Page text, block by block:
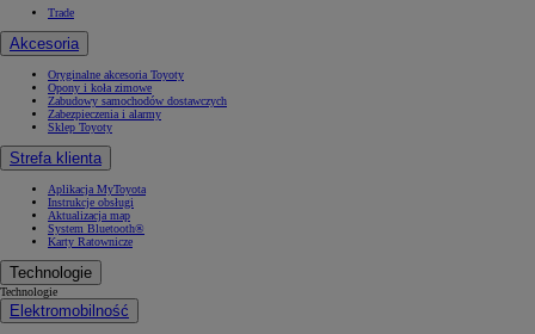
Trade
Akcesoria
Oryginalne akcesoria Toyoty
Opony i koła zimowe
Zabudowy samochodów dostawczych
Zabezpieczenia i alarmy
Sklep Toyoty
Strefa klienta
Aplikacja MyToyota
Instrukcje obsługi
Aktualizacja map
System Bluetooth®
Karty Ratownicze
Technologie
Technologie
Elektromobilność